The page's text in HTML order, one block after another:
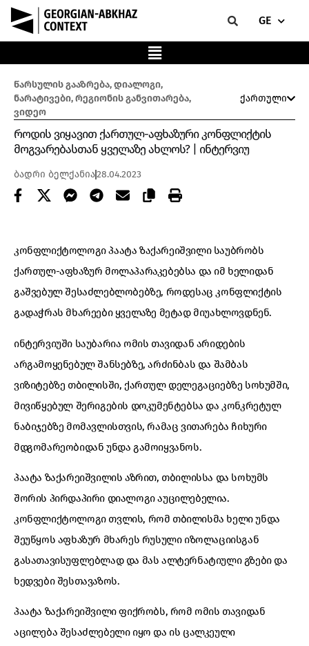
GE
წარსულის გააზრება,დიალოგი,
ნარატივები,რეგიონის განვითარება,
ვიდეო
ქართული
როდის ვიყავით ქართულ-აფხაზური კონფლიქტის
მოგვარებასთან ყველაზე ახლოს? | ინტერვიუ
ბადრი ბელქანია28.04.2023
კონფლიქტოლოგი პაატა ზაქარეიშვილი საუბრობს
ქართულ-აფხაზურ მოლაპარაკებებსა და იმ ხელიდან
გაშვებულ შესაძლებლობებზე, როდესაც კონფლიქტის
გადაჭრას მხარეები ყველაზე მეტად მიუახლოვდნენ.
ინტერვიუში საუბარია ომის თავიდან არიდების
არგამოყენებულ შანსებზე, არძინბას და შამბას
ვიზიტებზე თბილისში, ქართულ დელეგაციებზე სოხუმში,
მივიწყებულ შერიგების დოკუმენტებსა და კონკრეტულ
ნაბიჯებზე მომავლისთვის, რამაც ვითარება ჩიხური
მდგომარეობიდან უნდა გამოიყვანოს.
პაატა ზაქარეიშვილის აზრით, თბილისსა და სოხუმს
შორის პირდაპირი დიალოგი აუცილებელია.
კონფლიქტოლოგი თვლის, რომ თბილისმა ხელი უნდა
შეუწყოს აფხაზურ მხარეს რუსული იზოლაციისგან
გასათავისუფლებლად და მას ალტერნატიული გზები და
ხედვები შესთავაზოს.
პაატა ზაქარეიშვილი ფიქრობს, რომ ომის თავიდან
აცილება შესაძლებელი იყო და ის ცალკეული